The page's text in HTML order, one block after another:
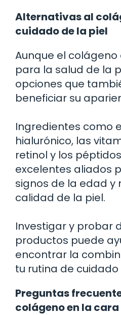
Alternativas al
cuidado de la piel
Aunque el
para la salud de la
opciones que
beneficiar su
Ingredientes como
hialurónico, las
retinol y los
excelentes aliados
signos de la edad y
calidad de la piel.
Investigar y probar
productos puede
encontrar la
tu rutina de cuidado
Preguntas
colágeno en la cara